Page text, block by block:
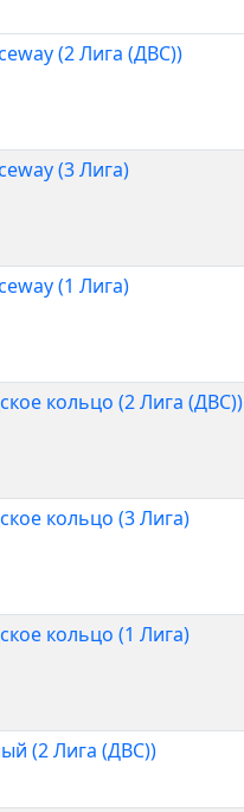
(2 Лига (ДВС))
(3 Лига)
(1 Лига)
кольцо (2 Лига (ДВС))
кольцо (3 Лига)
кольцо (1 Лига)
(2 Лига (ДВС))